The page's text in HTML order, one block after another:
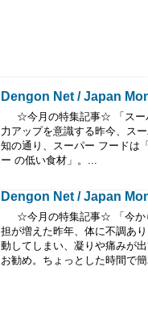
Dengon Net / Japan
☆今月の特集記事☆ 「スー
力アップを意識する昨今、ス
知の通り、スーパー フードは
ー の低い食材」。...
Dengon Net / Japan
☆今月の特集記事☆ 「今か
担が増えた昨年、体に不調あ
動してしまい、凝りや痛みが
お勧め。ちょっとした時間で